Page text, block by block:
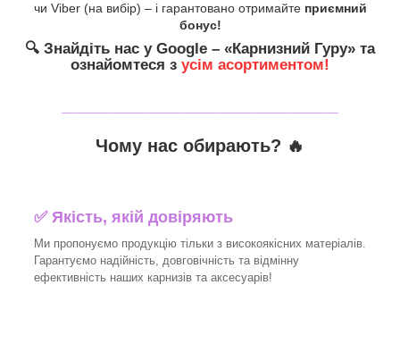
чи Viber (на вибір) – і гарантовано отримайте приємний
бонус!
🔍 Знайдіть нас у Google – «Карнизний Гуру» та
ознайомтеся з усім асортиментом!
Чому нас обирають? 🔥
✅Якість, якій довіряють
Ми пропонуємо продукцію тільки з високоякісних матеріалів.
Гарантуємо надійність, довговічність та відмінну
ефективність наших карнизів та аксесуарів!​